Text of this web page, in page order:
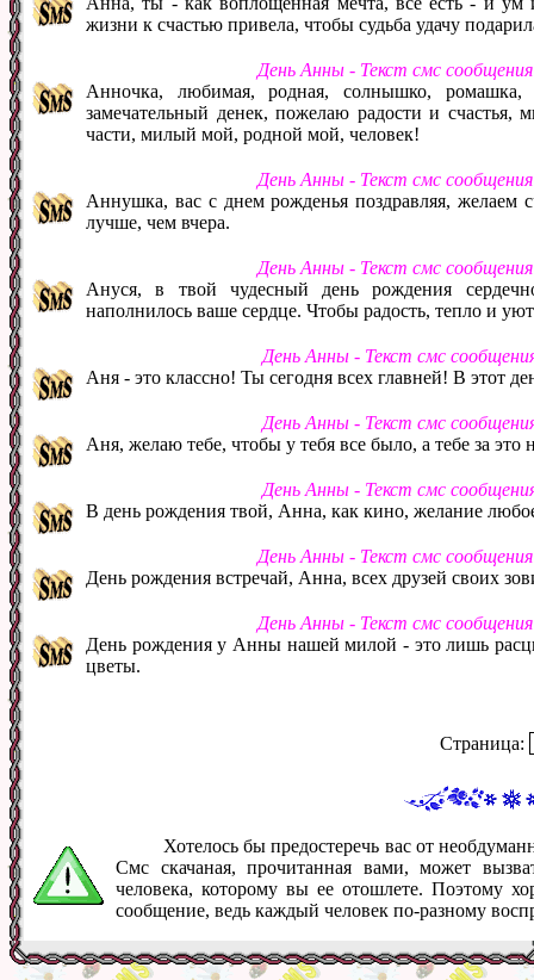
жизни к счастью привела, чтобы судьба удачу
День Анны - Текст смс
Анночка, любимая, родная, солнышко,
замечательный денек, пожелаю радости и счастья,
части, милый мой, родной мой, человек!
День Анны - Текст смс
Аннушка, вас с днем рожденья поздравляя, желаем
лучше, чем вчера.
День Анны - Текст смс
Ануся, в твой чудесный день рождения
наполнилось ваше сердце. Чтобы радость, тепло и
День Анны - Текст смс
Аня - это классно! Ты сегодня всех главней! В этот
День Анны - Текст смс
Аня, желаю тебе, чтобы у тебя все было, а тебе за это
День Анны - Текст смс
В день рождения твой, Анна, как кино, желание
День Анны - Текст смс
День рождения встречай, Анна, всех друзей своих
День Анны - Текст смс
День рождения у Анны нашей милой - это лишь
цветы.
Страница:
Хотелось бы предостеречь вас от
Смс скачаная, прочитанная вами, может
человека, которому вы ее отошлете. Поэтому
сообщение, ведь каждый человек по-разному